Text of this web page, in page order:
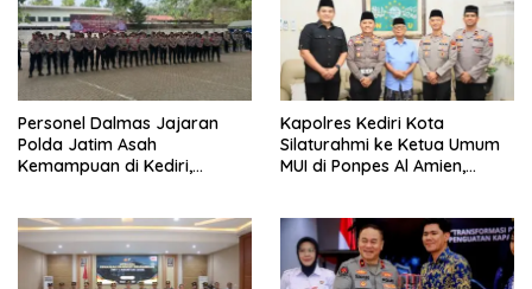
Personel Dalmas Jajaran
Polda Jatim Asah
Kemampuan di Kediri,
Kamtibmas
Kapolres Kediri Kota
Silaturahmi ke Ketua Umum
MUI di Ponpes Al Amien,